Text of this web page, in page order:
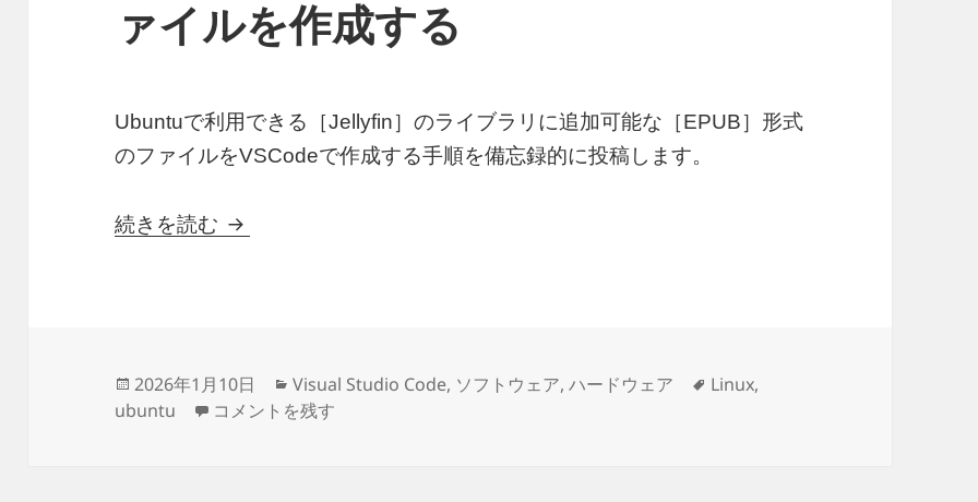
ァイルを作成する
Ubuntuで利用できる［Jellyfin］のライブラリに追加可能な［EPUB］形式
のファイルをVSCodeで作成する手順を備忘録的に投稿します。
続きを読む PythonでJellyfinで使えるepubファイルを作成する
投
稿
2026年1月10日
カ
テ
Visual Studio Code, ソフトウェア,ハードウェア
タ
Linux,
ubuntu
PythonでJellyfinで使えるepubファイルを作成する に
コメントを残す